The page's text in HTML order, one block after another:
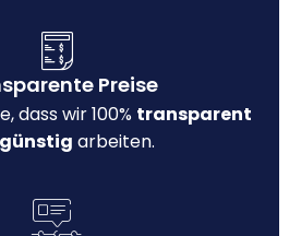
Preise
dass wir 100% transparent
arbeiten.